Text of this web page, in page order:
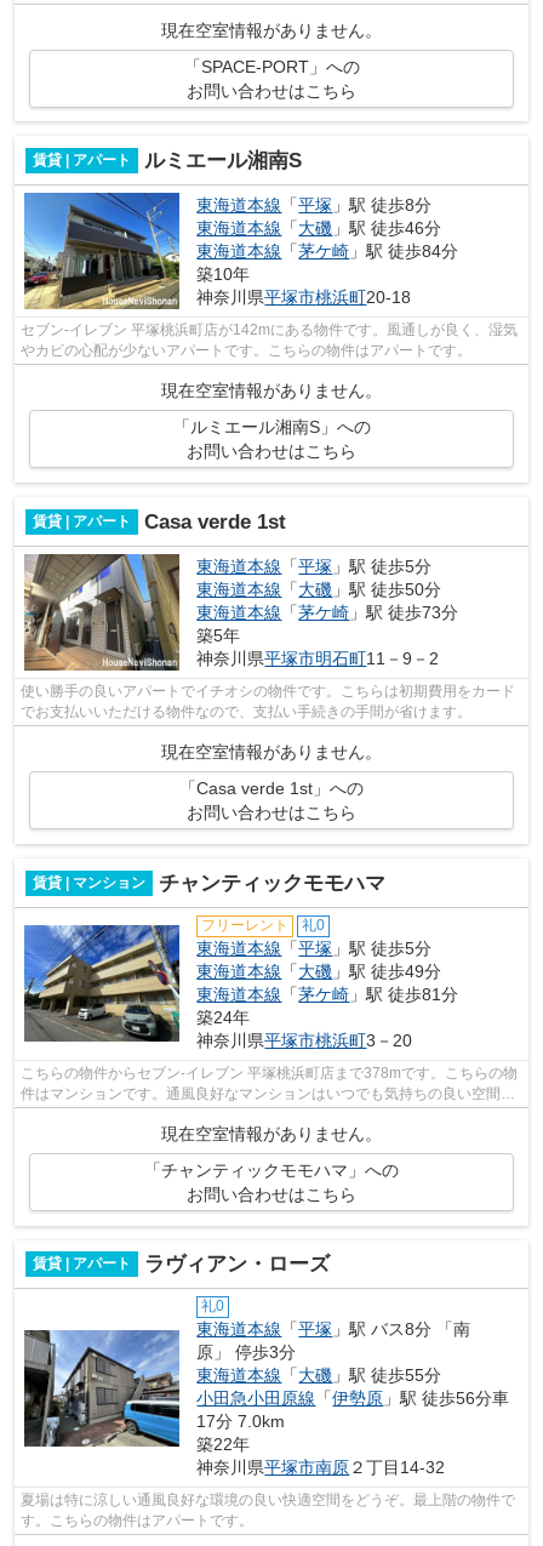
トでイチオシの物件です。タイル張りの...
現在空室情報がありません。
「SPACE-PORT」への
お問い合わせはこちら
賃貸 | アパート ルミエール湘南S
東海道本線 「平塚 」駅 徒歩8分
東海道本線 「大磯 」駅 徒歩46分
東海道本線 「茅ケ崎 」駅 徒歩84分
築10年
神奈川県平塚市桃浜町20-18
セブン-イレブン 平塚桃浜町店が142mにある物件です。風通しが良く、湿気
やカビの心配が少ないアパートです。こちらの物件はアパートです。
現在空室情報がありません。
「ルミエール湘南S」への
お問い合わせはこちら
賃貸 | アパート Casa verde 1st
東海道本線 「平塚 」駅 徒歩5分
東海道本線 「大磯 」駅 徒歩50分
東海道本線 「茅ケ崎 」駅 徒歩73分
築5年
神奈川県平塚市明石町11－9－2
使い勝手の良いアパートでイチオシの物件です。こちらは初期費用をカード
でお支払いいただける物件なので、支払い手続きの手間が省けます。
現在空室情報がありません。
「Casa verde 1st」への
お問い合わせはこちら
賃貸 | マンション チャンティックモモハマ
フリーレント 礼0
東海道本線 「平塚 」駅 徒歩5分
東海道本線 「大磯 」駅 徒歩49分
東海道本線 「茅ケ崎 」駅 徒歩81分
築24年
神奈川県平塚市桃浜町3－20
こちらの物件からセブン-イレブン 平塚桃浜町店まで378mです。こちらの物
件はマンションです。通風良好なマンションはいつでも気持ちの良い空間で
す。
現在空室情報がありません。
「チャンティックモモハマ」への
お問い合わせはこちら
賃貸 | アパート ラヴィアン・ローズ
礼0
東海道本線 「平塚 」駅 バス8分 「南
原」 停歩3分
東海道本線 「大磯 」駅 徒歩55分
小田急小田原線 「伊勢原 」駅 徒歩56分車
17分 7.0km
築22年
神奈川県平塚市南原２丁目14-32
夏場は特に涼しい通風良好な環境の良い快適空間をどうぞ。最上階の物件で
す。こちらの物件はアパートです。